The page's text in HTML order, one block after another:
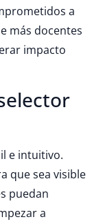
a
más docentes
impacto
e intuitivo.
que sea visible
puedan
a